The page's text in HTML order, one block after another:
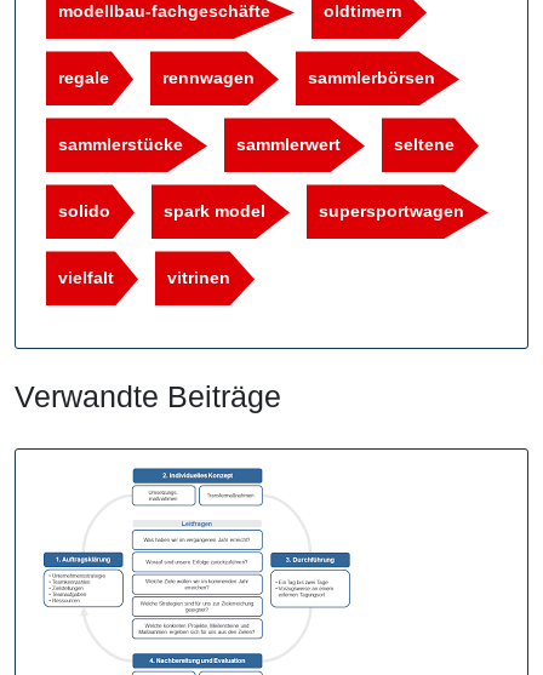
modellbau-fachgeschäfte oldtimern
regale rennwagen sammlerbörsen
sammlerstücke sammlerwert seltene
solido spark model supersportwagen
vielfalt vitrinen
Verwandte Beiträge